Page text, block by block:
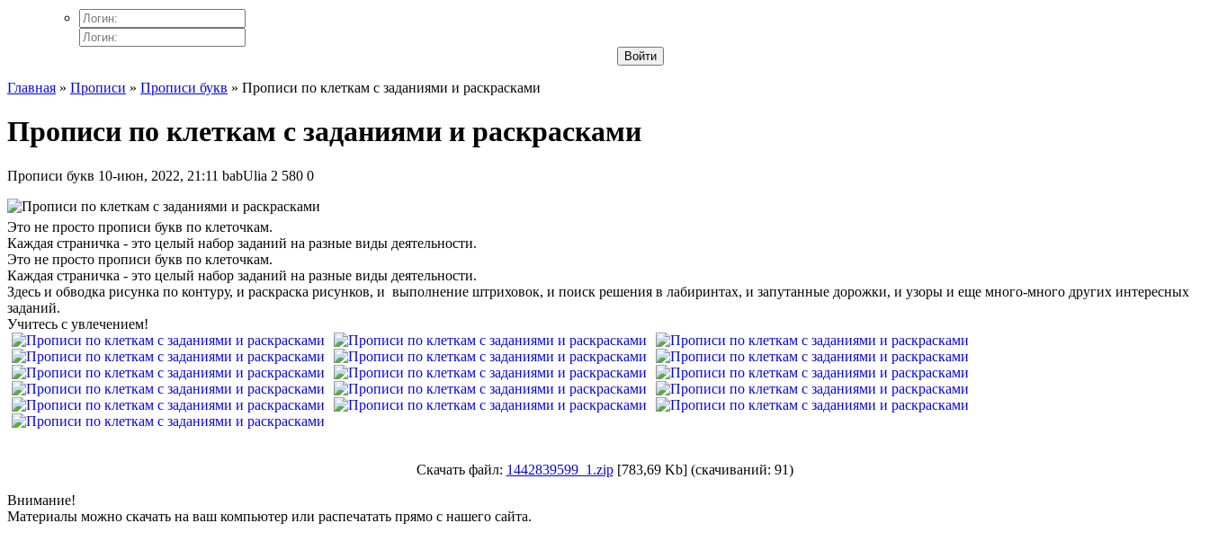
Войти
Главная » Прописи » Прописи букв » Прописи по клеткам с заданиями и раскрасками
Прописи по клеткам с заданиями и раскрасками
Прописи букв 10-июн, 2022, 21:11 babUlia 2 580 0
Это не просто прописи букв по клеточкам.
Каждая страничка - это целый набор заданий на разные виды деятельности.
Это не просто прописи букв по клеточкам.
Каждая страничка - это целый набор заданий на разные виды деятельности.
Здесь и обводка рисунка по контуру, и раскраска рисунков, и выполнение штриховок, и поиск решения в лабиринтах, и запутанные дорожки, и узоры и еще много-много других интересных
заданий.
Учитесь с увлечением!
Скачать файл: 1442839599_1.zip[783,69 Kb] (cкачиваний: 91)
Внимание!
Материалы можно скачать на ваш компьютер или распечатать прямо с нашего сайта.